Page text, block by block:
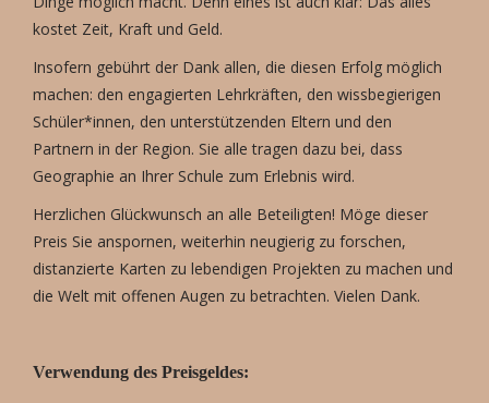
kostet Zeit, Kraft und Geld.
Insofern gebührt der Dank allen, die diesen Erfolg möglich
machen: den engagierten Lehrkräften, den wissbegierigen
Schüler*innen, den unterstützenden Eltern und den
Partnern in der Region. Sie alle tragen dazu bei, dass
Geographie an Ihrer Schule zum Erlebnis wird.
Herzlichen Glückwunsch an alle Beteiligten! Möge dieser
Preis Sie anspornen, weiterhin neugierig zu forschen,
distanzierte Karten zu lebendigen Projekten zu machen und
die Welt mit offenen Augen zu betrachten. Vielen Dank.
Verwendung des Preisgeldes: